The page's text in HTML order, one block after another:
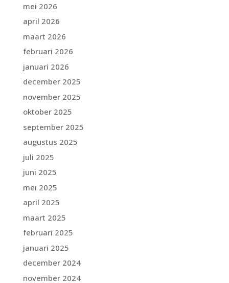
mei 2026
april 2026
maart 2026
februari 2026
januari 2026
december 2025
november 2025
oktober 2025
september 2025
augustus 2025
juli 2025
juni 2025
mei 2025
april 2025
maart 2025
februari 2025
januari 2025
december 2024
november 2024